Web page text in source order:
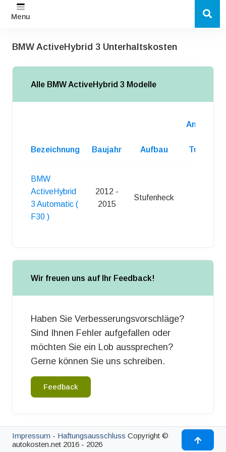
Menu
BMW ActiveHybrid 3 Unterhaltskosten
Alle BMW ActiveHybrid 3 Modelle
Bezeichnung Baujahr Aufbau
Anzahl
Turen
BMW
ActiveHybrid
3 Automatic (
F30 )
2012 -
2015
Stufenheck
Wir freuen uns auf Ihr Feedback!
Haben Sie Verbesserungsvorschläge?
Sind Ihnen Fehler aufgefallen oder
möchten Sie ein Lob aussprechen?
Gerne können Sie uns schreiben.
Feedback
Impressum - Haftungsausschluss Copyright ©
autokosten.net 2016 - 2026